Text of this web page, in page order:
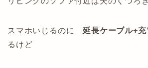
スマホいじるのに延長ケーブル+充
るけど